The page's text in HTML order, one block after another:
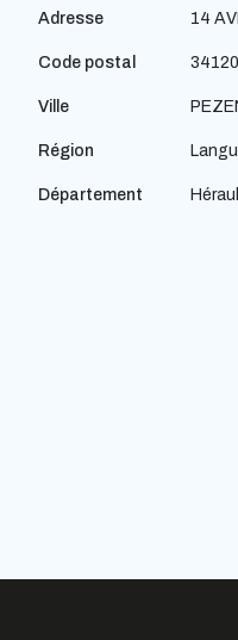
Adresse 14
Code postal 34120
Ville
Région
Département